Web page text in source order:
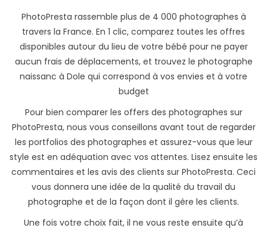
PhotoPresta rassemble plus de 4 000 photographes à
travers la France. En 1 clic, comparez toutes les offres
disponibles autour du lieu de votre bébé pour ne payer
aucun frais de déplacements, et trouvez le photographe
naissanc à Dole qui correspond à vos envies et à votre
budget
Pour bien comparer les offers des photographes sur
PhotoPresta, nous vous conseillons avant tout de regarder
les portfolios des photographes et assurez-vous que leur
style est en adéquation avec vos attentes. Lisez ensuite les
commentaires et les avis des clients sur PhotoPresta. Ceci
vous donnera une idée de la qualité du travail du
photographe et de la façon dont il gère les clients.
Une fois votre choix fait, il ne vous reste ensuite qu’à